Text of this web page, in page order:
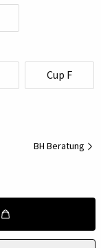
Cup F
BH Beratung